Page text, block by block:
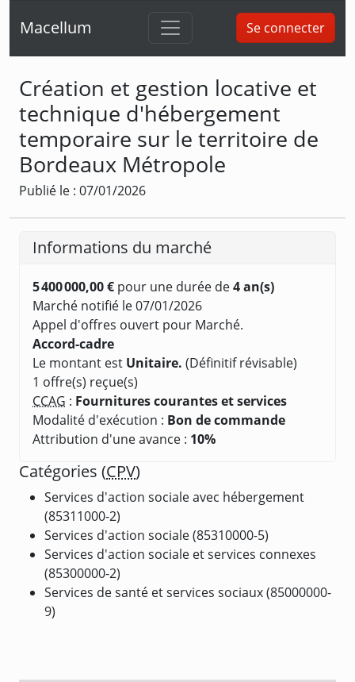
Macellum Se connecter
Création et gestion locative et
technique d'hébergement
temporaire sur le territoire de
Bordeaux Métropole
Publié le : 07/01/2026
Informations du marché
5 400 000,00 € pour une durée de4 an(s)
Marché notifié le 07/01/2026
Appel d'offres ouvert pour Marché.
Accord-cadre
Le montant est Unitaire. (Définitif révisable)
1 offre(s) reçue(s)
CCAG : Fournitures courantes et services
Modalité d'exécution : Bon de commande
Attribution d'une avance : 10%
Catégories (CPV)
Services d'action sociale avec hébergement
(85311000-2)
Services d'action sociale (85310000-5)
Services d'action sociale et services connexes
(85300000-2)
Services de santé et services sociaux (85000000-
9)